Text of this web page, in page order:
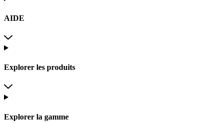
AIDE
Explorer les produits
Explorer la gamme